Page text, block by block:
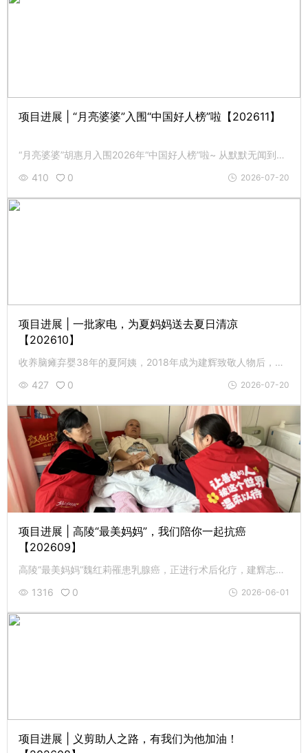
项目进展 | “月亮婆婆”入围“中国好人榜”啦【202611】
“月亮婆婆”胡惠月入围2026年“中国好人榜”啦~ 从默默无闻到美名远扬，胡奶奶的善行正在被越来越多人看见并致敬。
410
0 2026-07-20
项目进展 | 一批家电，为夏妈妈送去夏日清凉
【202610】
收养脑瘫弃婴38年的夏阿姨，2018年成为建辉致敬人物后，生活发生了显著改善，今年6月3日，她喜获一批新家电。
427
0 2026-07-20
项目进展 | 高陵“最美妈妈”，我们陪你一起抗癌
【202609】
高陵“最美妈妈”魏红莉罹患乳腺癌，正进行术后化疗，建辉志愿者特意到医院探望，为她加油打气。
1316
0 2026-06-01
项目进展 | 义剪助人之路，有我们为他加油！